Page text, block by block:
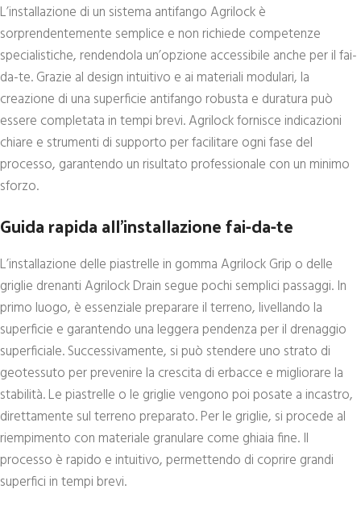
L’installazione di un sistema antifango Agrilock è
sorprendentemente semplice e non richiede competenze
specialistiche, rendendola un’opzione accessibile anche per il fai-
da-te. Grazie al design intuitivo e ai materiali modulari, la
creazione di una superficie antifango robusta e duratura può
essere completata in tempi brevi. Agrilock fornisce indicazioni
chiare e strumenti di supporto per facilitare ogni fase del
processo, garantendo un risultato professionale con un minimo
sforzo.
Guida rapida all’installazione fai-da-te
L’installazione delle piastrelle in gomma Agrilock Grip o delle
griglie drenanti Agrilock Drain segue pochi semplici passaggi. In
primo luogo, è essenziale preparare il terreno, livellando la
superficie e garantendo una leggera pendenza per il drenaggio
superficiale. Successivamente, si può stendere uno strato di
geotessuto per prevenire la crescita di erbacce e migliorare la
stabilità. Le piastrelle o le griglie vengono poi posate a incastro,
direttamente sul terreno preparato. Per le griglie, si procede al
riempimento con materiale granulare come ghiaia fine. Il
processo è rapido e intuitivo, permettendo di coprire grandi
superfici in tempi brevi.